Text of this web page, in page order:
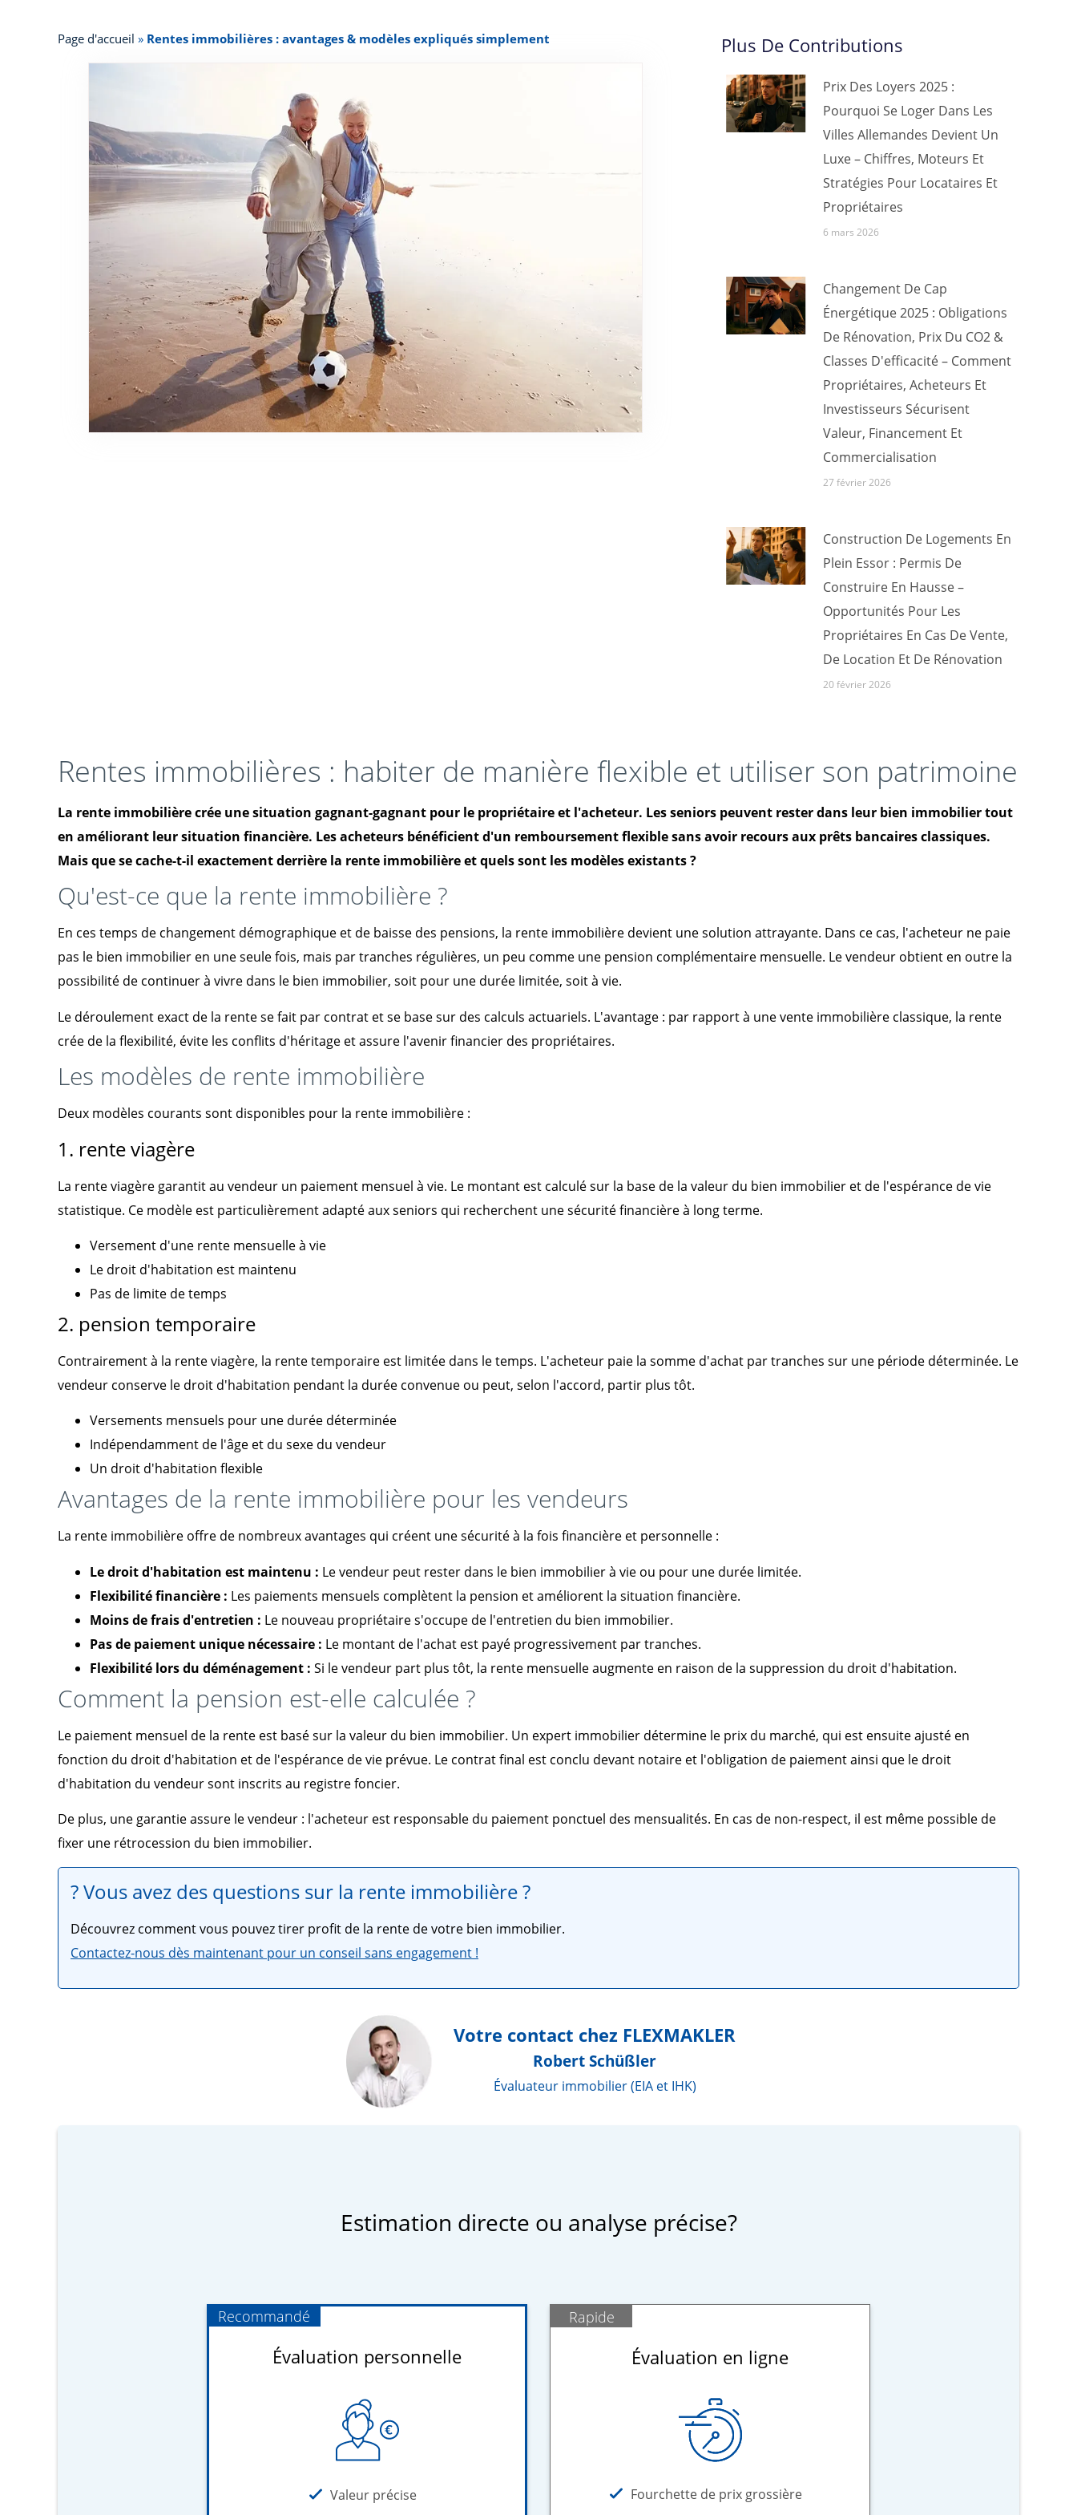
Page d'accueil » Rentes immobilières : avantages & modèles expliqués simplement Plus De Contributions
Prix Des Loyers 2025 :
Pourquoi Se Loger Dans Les
Villes Allemandes Devient Un
Luxe – Chiffres, Moteurs Et
Stratégies Pour Locataires Et
Propriétaires
6 mars 2026
Changement De Cap
Énergétique 2025 : Obligations
De Rénovation, Prix Du CO2 &
Classes D'efficacité – Comment
Propriétaires, Acheteurs Et
Investisseurs Sécurisent
Valeur, Financement Et
Commercialisation
27 février 2026
Construction De Logements En
Plein Essor : Permis De
Construire En Hausse –
Opportunités Pour Les
Propriétaires En Cas De Vente,
De Location Et De Rénovation
20 février 2026
Rentes immobilières : habiter de manière flexible et utiliser son patrimoine
La rente immobilière crée une situation gagnant-gagnant pour le propriétaire et l'acheteur. Les seniors peuvent rester dans leur bien immobilier tout
en améliorant leur situation financière. Les acheteurs bénéficient d'un remboursement flexible sans avoir recours aux prêts bancaires classiques.
Mais que se cache-t-il exactement derrière la rente immobilière et quels sont les modèles existants ?
Qu'est-ce que la rente immobilière ?
En ces temps de changement démographique et de baisse des pensions, la rente immobilière devient une solution attrayante. Dans ce cas, l'acheteur ne paie
pas le bien immobilier en une seule fois, mais par tranches régulières, un peu comme une pension complémentaire mensuelle. Le vendeur obtient en outre la
possibilité de continuer à vivre dans le bien immobilier, soit pour une durée limitée, soit à vie.
Le déroulement exact de la rente se fait par contrat et se base sur des calculs actuariels. L'avantage : par rapport à une vente immobilière classique, la rente
crée de la flexibilité, évite les conflits d'héritage et assure l'avenir financier des propriétaires.
Les modèles de rente immobilière
Deux modèles courants sont disponibles pour la rente immobilière :
1. rente viagère
La rente viagère garantit au vendeur un paiement mensuel à vie. Le montant est calculé sur la base de la valeur du bien immobilier et de l'espérance de vie
statistique. Ce modèle est particulièrement adapté aux seniors qui recherchent une sécurité financière à long terme.
Versement d'une rente mensuelle à vie
Le droit d'habitation est maintenu
Pas de limite de temps
2. pension temporaire
Contrairement à la rente viagère, la rente temporaire est limitée dans le temps. L'acheteur paie la somme d'achat par tranches sur une période déterminée. Le
vendeur conserve le droit d'habitation pendant la durée convenue ou peut, selon l'accord, partir plus tôt.
Versements mensuels pour une durée déterminée
Indépendamment de l'âge et du sexe du vendeur
Un droit d'habitation flexible
Avantages de la rente immobilière pour les vendeurs
La rente immobilière offre de nombreux avantages qui créent une sécurité à la fois financière et personnelle :
Le droit d'habitation est maintenu : Le vendeur peut rester dans le bien immobilier à vie ou pour une durée limitée.
Flexibilité financière : Les paiements mensuels complètent la pension et améliorent la situation financière.
Moins de frais d'entretien : Le nouveau propriétaire s'occupe de l'entretien du bien immobilier.
Pas de paiement unique nécessaire : Le montant de l'achat est payé progressivement par tranches.
Flexibilité lors du déménagement : Si le vendeur part plus tôt, la rente mensuelle augmente en raison de la suppression du droit d'habitation.
Comment la pension est-elle calculée ?
Le paiement mensuel de la rente est basé sur la valeur du bien immobilier. Un expert immobilier détermine le prix du marché, qui est ensuite ajusté en
fonction du droit d'habitation et de l'espérance de vie prévue. Le contrat final est conclu devant notaire et l'obligation de paiement ainsi que le droit
d'habitation du vendeur sont inscrits au registre foncier.
De plus, une garantie assure le vendeur : l'acheteur est responsable du paiement ponctuel des mensualités. En cas de non-respect, il est même possible de
fixer une rétrocession du bien immobilier.
? Vous avez des questions sur la rente immobilière ?
Découvrez comment vous pouvez tirer profit de la rente de votre bien immobilier.
Contactez-nous dès maintenant pour un conseil sans engagement !
Votre contact chez FLEXMAKLER
Robert Schüßler
Évaluateur immobilier (EIA et IHK)
Estimation directe ou analyse précise?
Recommandé
Évaluation personnelle
Valeur précise
Rapide
Évaluation en ligne
Fourchette de prix grossière